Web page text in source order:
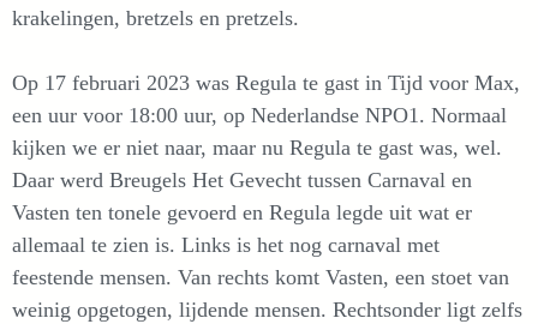
krakelingen, bretzels en pretzels.
Op 17 februari 2023 was Regula te gast in Tijd voor Max,
een uur voor 18:00 uur, op Nederlandse NPO1. Normaal
kijken we er niet naar, maar nu Regula te gast was, wel.
Daar werd Breugels Het Gevecht tussen Carnaval en
Vasten ten tonele gevoerd en Regula legde uit wat er
allemaal te zien is. Links is het nog carnaval met
feestende mensen. Van rechts komt Vasten, een stoet van
weinig opgetogen, lijdende mensen. Rechtsonder ligt zelfs